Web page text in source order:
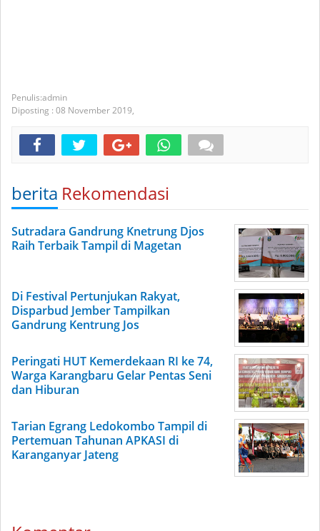
admin
Diposting : 08 November 2019,
berita Rekomendasi
Sutradara Gandrung Knetrung Djos
Raih Terbaik Tampil di Magetan
Di Festival Pertunjukan Rakyat,
Disparbud Jember Tampilkan
Gandrung Kentrung Jos
Peringati HUT Kemerdekaan RI ke 74,
Warga Karangbaru Gelar Pentas Seni
dan Hiburan
Tarian Egrang Ledokombo Tampil di
Pertemuan Tahunan APKASI di
Karanganyar Jateng